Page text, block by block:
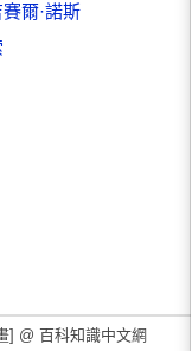
爾·諾斯
] @ 百科知識中文網